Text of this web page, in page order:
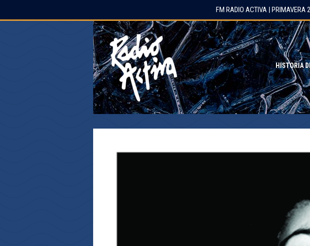
HISTORIA
FM RADIO ACTIVA | PRIMAVERA